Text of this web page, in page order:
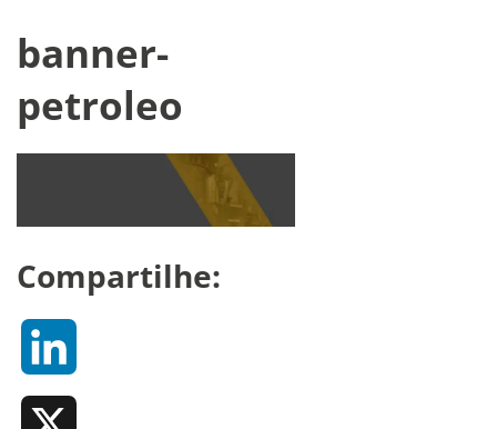
banner-
petroleo
Compartilhe: